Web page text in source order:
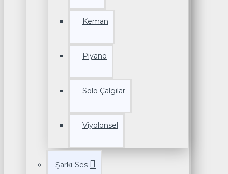
Keman
Piyano
Solo Çalgılar
Viyolonsel
Şarkı-Ses